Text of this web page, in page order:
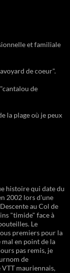
et familiale
de coeur".
de
la plage où je peux
histoire qui date du
2002 lors d'une
au Col de
"timide" face à
Le
premiers pour la
en point de la
pas remis, je
de
VTT mauriennais,